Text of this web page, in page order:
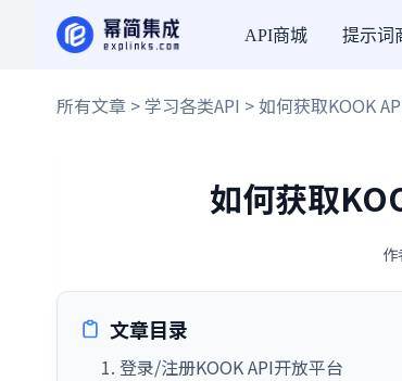
API商城 提示词
所有文章 >学习各类API > 如何获取KOOK
如何获取
文章目录
1. 登录/注册KOOK API开放平台